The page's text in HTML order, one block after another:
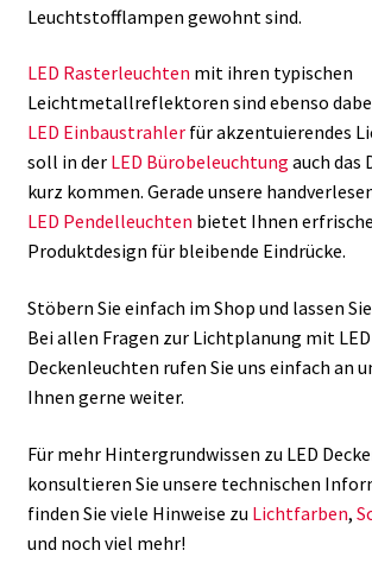
Leuchtstofflampen gewohnt sind.
LED Rasterleuchten mit ihren typischen
Leichtmetallreflektoren sind ebenso
LED Einbaustrahlerfür akzentuierendes
soll in der LED Bürobeleuchtung auch das
kurz kommen. Gerade unsere
LED Pendelleuchten bietet Ihnen
Produktdesign für bleibende Eindrücke.
Stöbern Sie einfach im Shop und lassen
Bei allen Fragen zur Lichtplanung mit LED
Deckenleuchten rufen Sie uns einfach an
Ihnen gerne weiter.
Für mehr Hintergrundwissen zu LED
konsultieren Sie unsere technischen
finden Sie viele Hinweise zu Lichtfarben,
und noch viel mehr!